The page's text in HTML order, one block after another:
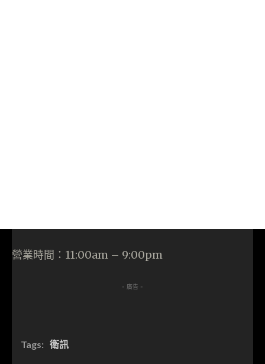
營業時間：11:00am – 9:00pm
- 廣告 -
Tags: 衛訊